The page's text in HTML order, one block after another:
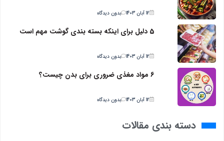
12 آبان 1403 بدون دیدگاه
5 دلیل برای اینکه بسته بندی گوشت مهم است
12 آبان 1403 بدون دیدگاه
6 مواد مغذی ضروری برای بدن چیست؟
12 آبان 1403 بدون دیدگاه
دسته بندی مقالات